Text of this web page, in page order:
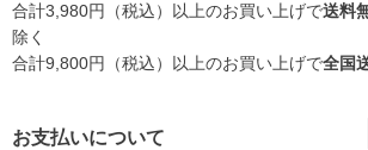
合計3,980円（税込）以上のお買い上げで送料
除く
合計9,800円（税込）以上のお買い上げで全国
お支払いについて